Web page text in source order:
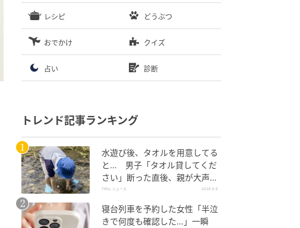
レシピ どうぶつ
おでかけ クイズ
占い 診断
トレンド記事ランキング
水遊び後、タオルを用意してる
と… 男子「タオル貸してくだ
さい」断った直後、親が大声で
放った一言に絶句
TRILL ニュース 2026.8.6
寝台列車を予約した女性「半泣
きで何度も確認した…」一瞬